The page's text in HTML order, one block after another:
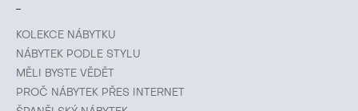
KOLEKCE NÁBYTKU
NÁBYTEK PODLE STYLU
MĚLI BYSTE VĚDĚT
PROČ NÁBYTEK PŘES INTERNET